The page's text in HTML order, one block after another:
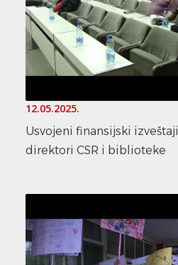
12.05.2025.
Usvojeni finansijski
direktori CSR i biblioteke